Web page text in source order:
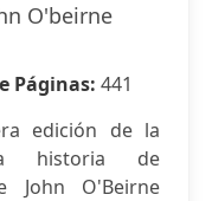
O'beirne
Páginas: 441
edición de la
historia de
John O'Beirne